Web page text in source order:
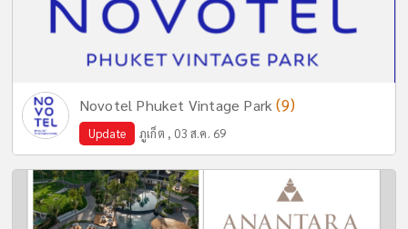
Novotel Phuket Vintage Park(9)
Update ภูเก็ต , 03 ส.ค. 69